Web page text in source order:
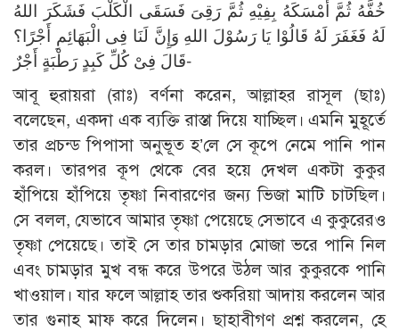
خُفَّهُ ثُمَّ أَمْسَكَهُ بِفِيْهِ ثُمَّ رَقِىَ فَسَقَى الْكَلْبَ فَشَكَرَ اللهُ
لَهُ فَغَفَرَ لَهُ قَالُوْا يَا رَسُوْلَ اللهِ وَإِنَّ لَنَا فِى الْبَهَائِمِ أَجْرًا؟
قَالَ فِىْ كُلِّ كَبِدٍ رَطْبَةٍ أَجْرٌ-
আবূ হুরায়রা (রাঃ) বর্ণনা করেন, আল্লাহর রাসূল (ছাঃ)
বলেছেন, একদা এক ব্যক্তি রাস্তা দিয়ে যাচ্ছিল। এমনি মুহূর্তে
তার প্রচন্ড পিপাসা অনুভূত হ’লে সে কূপে নেমে পানি পান
করল। তারপর কূপ থেকে বের হয়ে দেখল একটা কুকুর
হাঁপিয়ে হাঁপিয়ে তৃষ্ণা নিবারণের জন্য ভিজা মাটি চাটছিল।
সে বলল, যেভাবে আমার তৃষ্ণা পেয়েছে সেভাবে এ কুকুরেরও
তৃষ্ণা পেয়েছে। তাই সে তার চামড়ার মোজা ভরে পানি নিল
এবং চামড়ার মুখ বন্ধ করে উপরে উঠল আর কুকুরকে পানি
খাওয়াল। যার ফলে আল্লাহ তার শুকরিয়া আদায় করলেন আর
তার গুনাহ মাফ করে দিলেন। ছাহাবীগণ প্রশ্ন করলেন, হে